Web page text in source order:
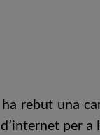
rebut una
per